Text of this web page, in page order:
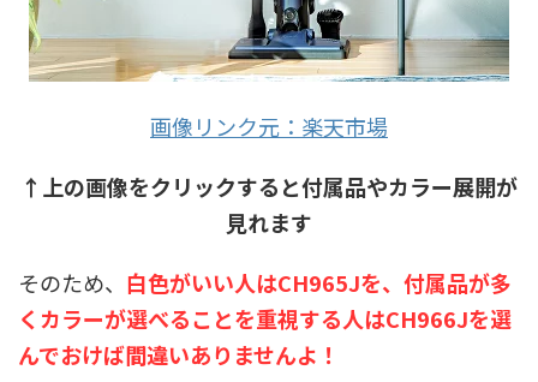
画像リンク元：楽天市場
↑上の画像をクリックすると付属品やカラー展開が
見れます
そのため、 白色がいい人はCH965Jを、付属品が多
くカラーが選べることを重視する人はCH966Jを選
んでおけば間違いありませんよ！